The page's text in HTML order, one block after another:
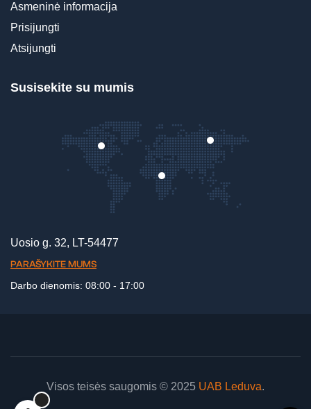
Asmeninė informacija
Prisijungti
Atsijungti
Susisekite su mumis
Uosio g. 32, LT-54477
PARAŠYKITE MUMS
Darbo dienomis: 08:00 - 17:00
Visos teisės saugomis © 2025 UAB Leduva.